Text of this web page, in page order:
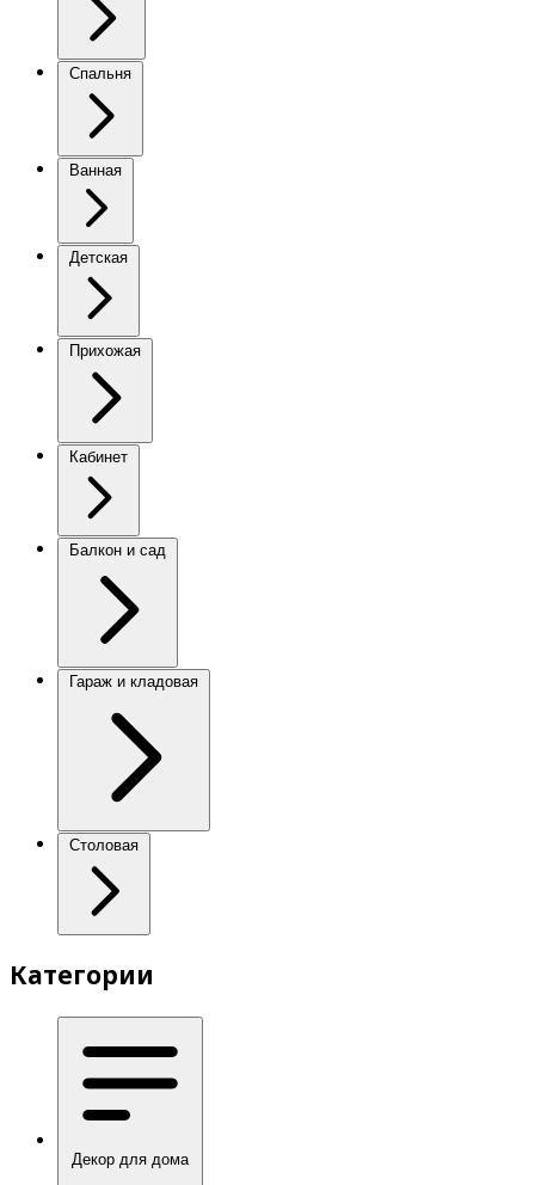
Спальня
Ванная
Детская
Прихожая
Кабинет
Балкон и сад
Гараж и кладовая
Столовая
Категории
Декор для дома